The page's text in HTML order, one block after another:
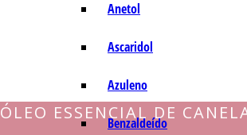
Anetol
Ascaridol
Azuleno
Benzaldeído
ÓLEO ESSENCIAL DE